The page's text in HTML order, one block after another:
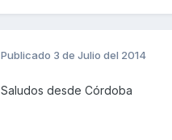
Publicado 3 de Julio del 2014
Saludos desde Córdoba